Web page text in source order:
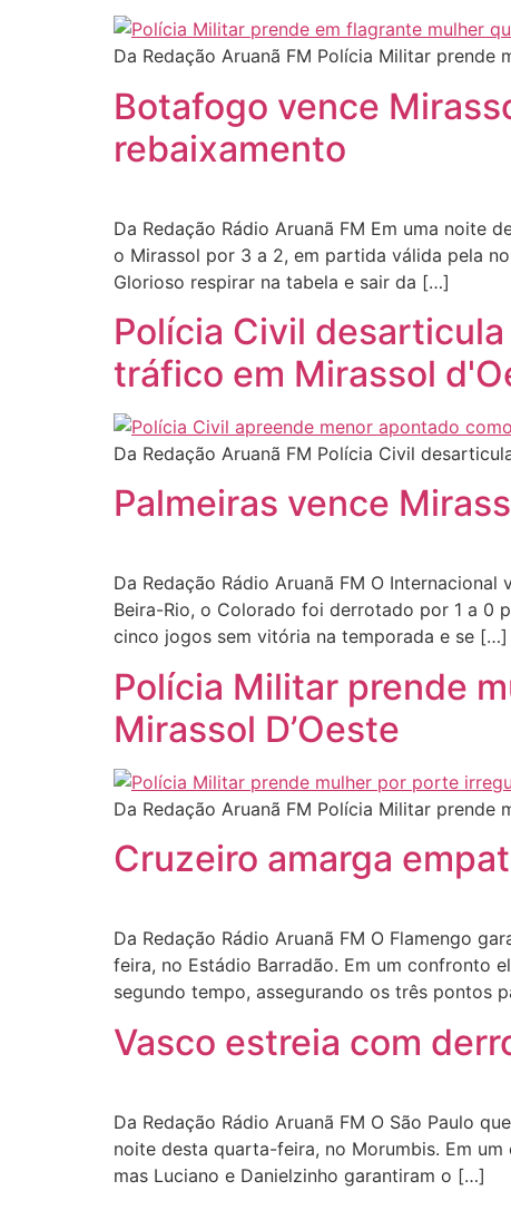
Da Redação Aruanã FM Polícia Militar prende
Botafogo vence
rebaixamento
Da Redação Rádio Aruanã FM Em uma
o Mirassol por 3 a 2, em partida válida pela
Glorioso respirar na tabela e sair da […]
Polícia Civil
tráfico em Mirassol
Da Redação Aruanã FM Polícia Civil
Palmeiras vence
Da Redação Rádio Aruanã FM O
Beira-Rio, o Colorado foi derrotado por 1 a 0
cinco jogos sem vitória na temporada e se […]
Polícia Militar prende
Mirassol D’Oeste
Da Redação Aruanã FM Polícia Militar prende
Cruzeiro amarga
Da Redação Rádio Aruanã FM O Flamengo
feira, no Estádio Barradão. Em um confronto
segundo tempo, assegurando os três pontos
Vasco estreia com
Da Redação Rádio Aruanã FM O São Paulo
noite desta quarta-feira, no Morumbis. Em
mas Luciano e Danielzinho garantiram o […]